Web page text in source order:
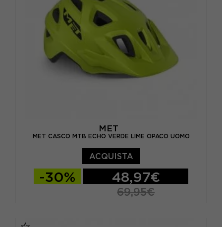
MET
MET CASCO MTB ECHO VERDE LIME OPACO UOMO
ACQUISTA
-30% 48,97€
69,95€